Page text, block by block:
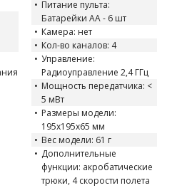
Питание пульта:
Батарейки АА - 6 шт
Камера: нет
Кол-во каналов: 4
Управление:
Радиоуправление 2,4 ГГц
Мощность передатчика: <
5 мВт
Размеры модели:
195х195х65 мм
Вес модели: 61 г
Дополнительные
функции: акробатические
трюки, 4 скорости полета